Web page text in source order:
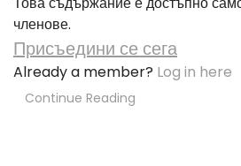
членове.
Присъедини се сега
Already a member? Log in here
Continue Reading